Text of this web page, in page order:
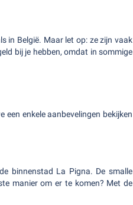
in België. Maar let op: ze zijn vaak
bij je hebben, omdat in sommige
enkele aanbevelingen bekijken
binnenstad La Pigna. De smalle
manier om er te komen? Met de